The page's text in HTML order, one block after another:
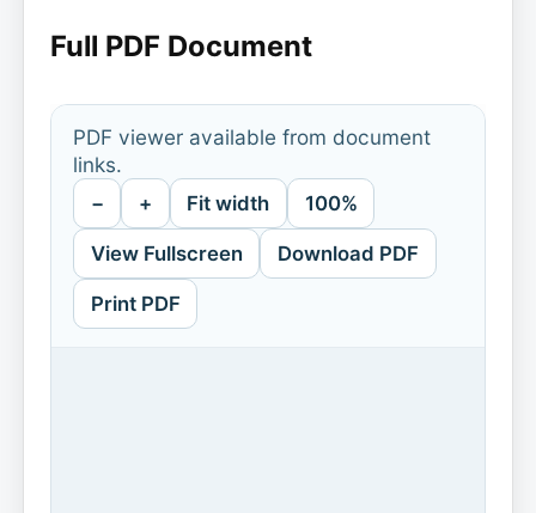
Full PDF Document
PDF viewer available from document
links.
− + Fit width 100%
View Fullscreen Download PDF
Print PDF